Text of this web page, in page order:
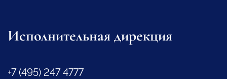
Исполнительная дирекция
+7 (495) 247 4777